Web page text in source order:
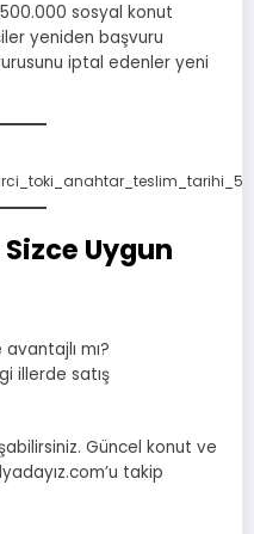
sosyal konut
yeniden başvuru
iptal edenler yeni
Uygun
mı?
illerde satış
Güncel konut ve
takip